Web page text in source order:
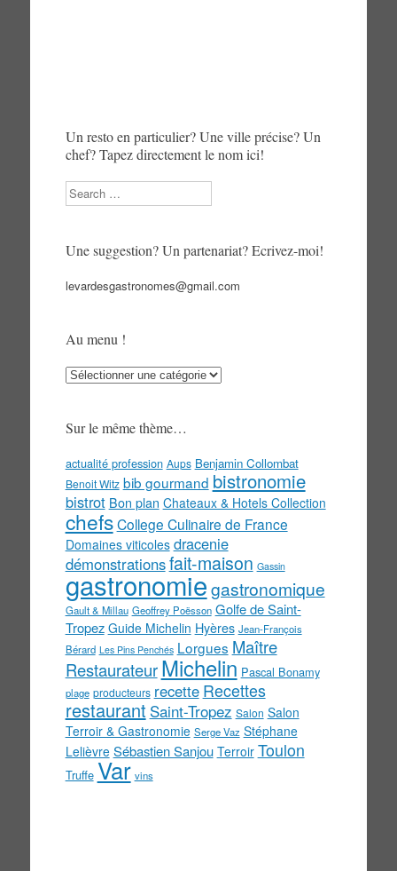
Un resto en particulier? Une ville précise? Un
chef? Tapez directement le nom ici!
Search
Une suggestion? Un partenariat? Ecrivez-moi!
levardesgastronomes@gmail.com
Au menu !
Au
Sur le même thème…
actualité profession Aups Benjamin Collombat
Benoit Witz bib gourmand bistronomie
bistrot Bon plan Chateaux & Hotels Collection
chefs College Culinaire de France
Domaines viticoles dracenie
démonstrationsfait-maison Gassin
gastronomiegastronomique
Gault & Millau Geoffrey Poësson Golfe de Saint-
Tropez Guide Michelin Hyères Jean-François
Bérard Les Pins Penchés Lorgues Maître
Restaurateur Michelin Pascal Bonamy
plage producteurs recette Recettes
restaurant Saint-Tropez Salon Salon
Terroir & Gastronomie Serge Vaz Stéphane
Lelièvre Sébastien Sanjou Terroir Toulon
Truffe Var vins